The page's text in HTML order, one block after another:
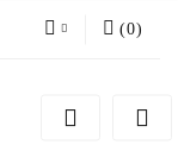
się
(0)